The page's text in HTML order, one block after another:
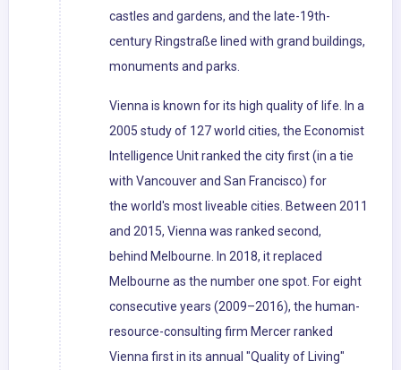
castles and gardens, and the late-19th-
century Ringstraße lined with grand buildings,
monuments and parks.
Vienna is known for its high quality of life. In a
2005 study of 127 world cities, the Economist
Intelligence Unit ranked the city first (in a tie
with Vancouver and San Francisco) for
the world's most liveable cities. Between 2011
and 2015, Vienna was ranked second,
behind Melbourne. In 2018, it replaced
Melbourne as the number one spot. For eight
consecutive years (2009–2016), the human-
resource-consulting firm Mercer ranked
Vienna first in its annual "Quality of Living"